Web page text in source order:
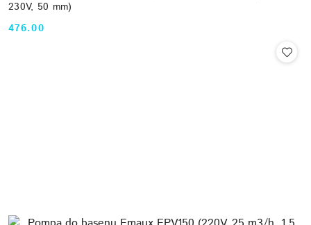
230V, 50 mm)
Cena:
476.00